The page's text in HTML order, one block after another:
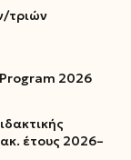
τριών
2026
έτους 2026–